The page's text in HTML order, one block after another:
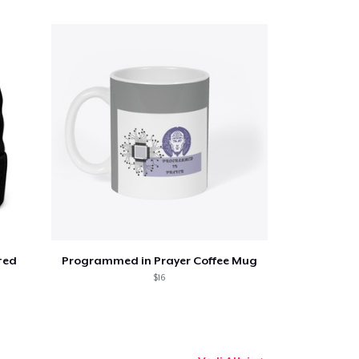
Programmed in Prayer Coffee Mug
$16
tuo carrello